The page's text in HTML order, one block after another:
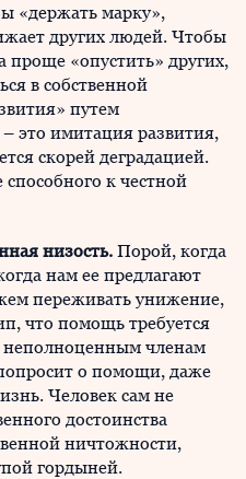
«держать марку»,
других людей. Чтобы
проще «опустить» других,
в собственной
путем
это имитация развития,
скорей деградацией.
к честной
низость. Порой, когда
нам ее предлагают
переживать унижение,
что помощь требуется
членам
о помощи, даже
Человек сам не
достоинства
ничтожности,
гордыней.